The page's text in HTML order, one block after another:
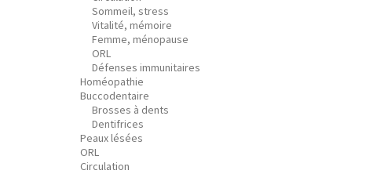
Sommeil, stress
Vitalité, mémoire
Femme, ménopause
ORL
Défenses immunitaires
Homéopathie
Buccodentaire
Brosses à dents
Dentifrices
Peaux lésées
ORL
Circulation